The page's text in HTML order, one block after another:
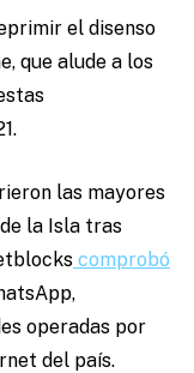
el disenso
que alude a los
las mayores
la Isla tras
comprobó
operadas por
del país.